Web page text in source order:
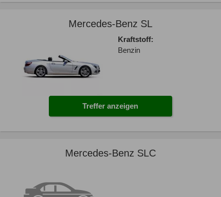
Mercedes-Benz SL
Kraftstoff:
Benzin
Treffer anzeigen
Mercedes-Benz SLC